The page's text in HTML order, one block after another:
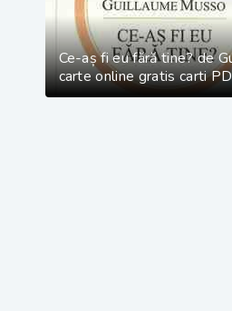
Ce-aș fi eu fără tine? de
carte online gratis carti